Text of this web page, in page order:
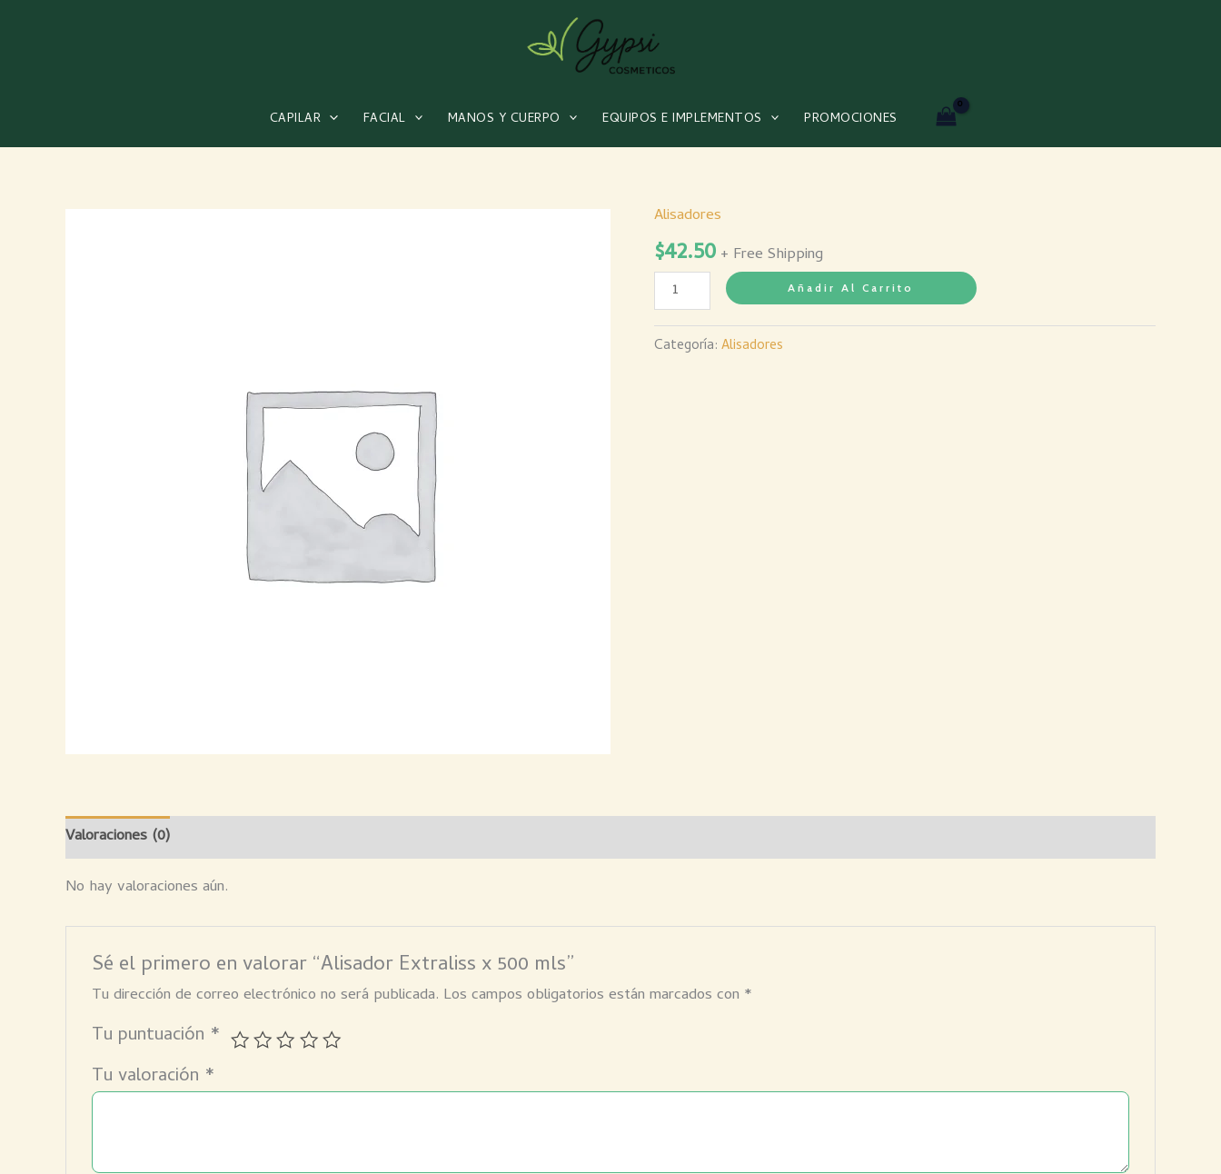
CAPILAR FACIAL MANOS Y CUERPO EQUIPOS E IMPLEMENTOS PROMOCIONES
Alisadores
$42.50 + Free Shipping
Alisador
Extraliss
x
500
mls
cantidad
Añadir Al Carrito
Categoría: Alisadores
Valoraciones (0)
No hay valoraciones aún.
Sé el primero en valorar “Alisador Extraliss x 500 mls”
Tu dirección de correo electrónico no será publicada. Los campos obligatorios están marcados con *
Tu puntuación *
Tu valoración *